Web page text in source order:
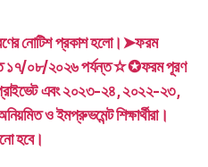
নোটিশ প্রকাশ হলো।➤ফরম
১৭/০৮/২০২৬ পর্যন্ত☆✪ফরম পূরণ
এবং ২০২৩-২৪, ২০২২-২৩,
ও ইমপ্রুভমেন্ট শিক্ষার্থীরা।
হবে।